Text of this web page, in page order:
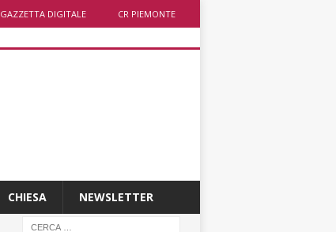
GAZZETTA DIGITALE CR PIEMONTE
CHIESA NEWSLETTER